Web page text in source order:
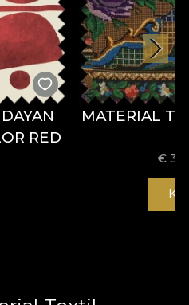
RED
MATERIAL
€